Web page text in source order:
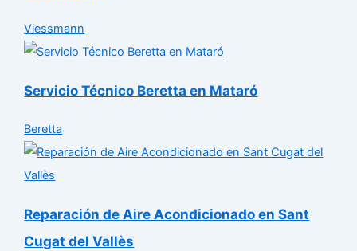
Viessmann
Servicio Técnico Beretta en Mataró
Beretta
Reparación de Aire Acondicionado en Sant
Cugat del Vallès